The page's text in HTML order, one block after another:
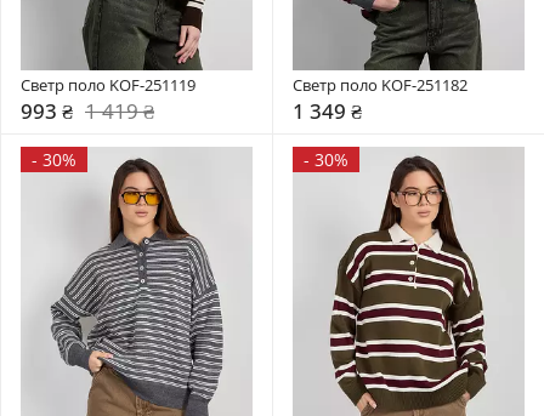
Светр поло KOF-251119
993 ₴ 1 419 ₴
Светр поло KOF-251182
1 349 ₴
- 30% - 30%